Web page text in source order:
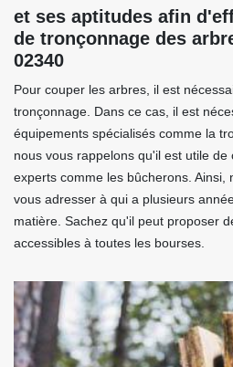
et ses aptitudes afin
de tronçonnage des
02340
Pour couper les arbres, il est
tronçonnage. Dans ce cas, il est
équipements spécialisés comme la
nous vous rappelons qu'il est utile
experts comme les bûcherons. Ainsi,
vous adresser à qui a plusieurs
matière. Sachez qu'il peut proposer
accessibles à toutes les bourses.